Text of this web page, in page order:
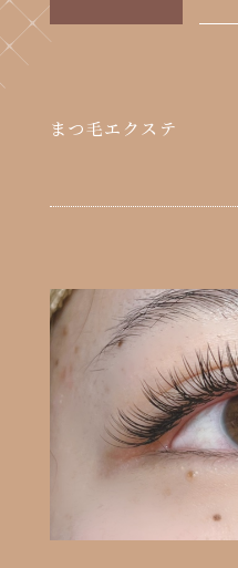
まつ毛エクステ